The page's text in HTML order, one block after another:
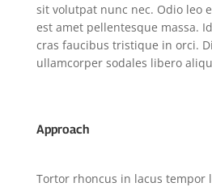
sit volutpat nunc nec. Odio leo
est amet pellentesque massa.
cras faucibus tristique in orci.
ullamcorper sodales libero
Approach
Tortor rhoncus in lacus tempor